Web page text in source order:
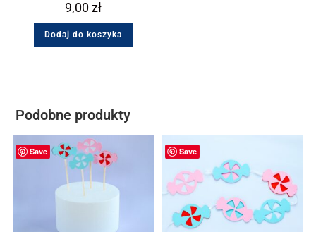
9,00zł
Dodaj do koszyka
Podobne produkty
Save Save